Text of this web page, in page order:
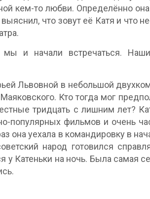
кем-то любви. Определённо
что зовут её Катя и что
и начали встречаться.
Львовной в небольшой
Кто тогда мог
тридцать с лишним лет?
популярных фильмов и очень
она уехала в командировку в
народ готовился
у Катеньки на ночь. Была самая